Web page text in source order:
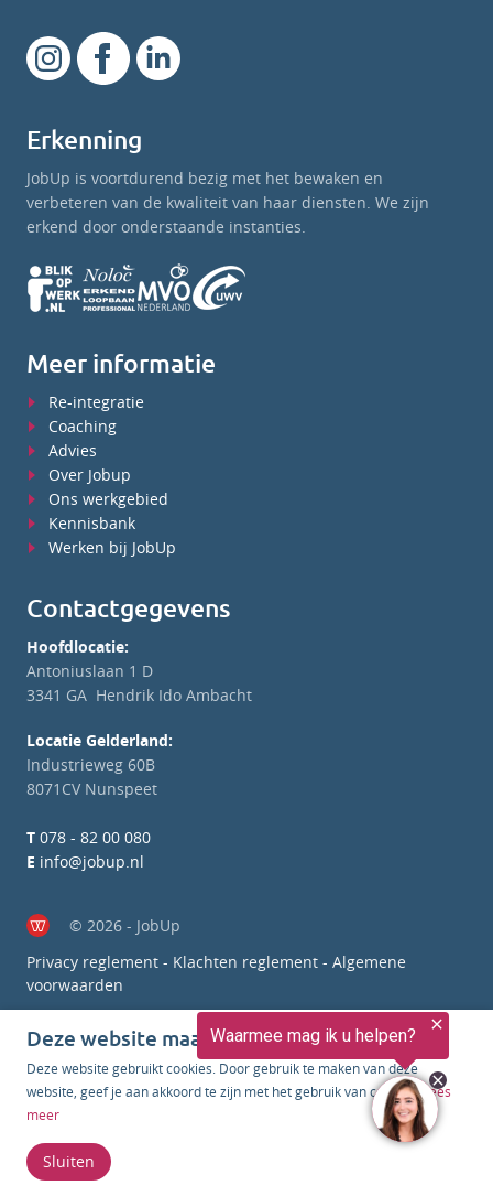
Erkenning
JobUp is voortdurend bezig met het bewaken en
verbeteren van de kwaliteit van haar diensten. We zijn
erkend door onderstaande instanties.
Meer informatie
Re-integratie
Coaching
Advies
Over Jobup
Ons werkgebied
Kennisbank
Werken bij JobUp
Contactgegevens
Hoofdlocatie:
Antoniuslaan 1 D
3341 GA Hendrik Ido Ambacht
Locatie Gelderland:
Industrieweg 60B
8071CV Nunspeet
T 078 - 82 00 080
E info@jobup.nl
© 2026 - JobUp
Privacy reglement - Klachten reglement - Algemene
voorwaarden
Deze website maakt gebruik van cookies
Deze website gebruikt cookies. Door gebruik te maken van deze
website, geef je aan akkoord te zijn met het gebruik van cookies. Lees
meer
Sluiten